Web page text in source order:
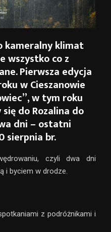
kameralny klimat
wszystko co z
Pierwsza edycja
w Cieszanowie
w tym roku
do Rozalina do
dni – ostatni
sierpnia br.
czyli dwa dni
i byciem w drodze.
z podróżnikami i